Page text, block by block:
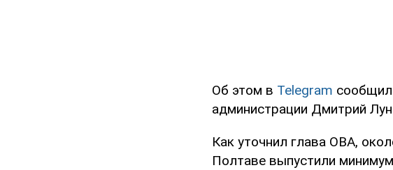
Об этом в Telegram сообщил
администрации Дмитрий
Как уточнил глава ОВА,
Полтаве выпустили